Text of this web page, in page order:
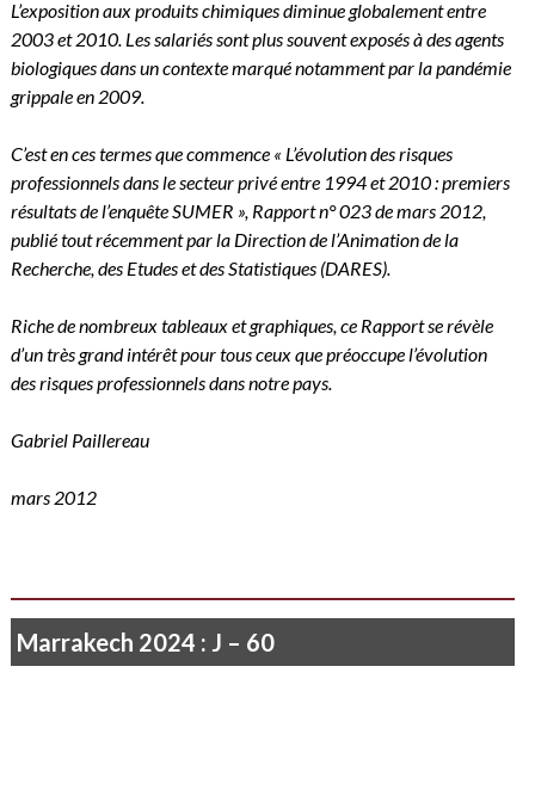
L’exposition aux produits chimiques diminue globalement entre
2003 et 2010. Les salariés sont plus souvent exposés à des agents
biologiques dans un contexte marqué notamment par la pandémie
grippale en 2009.
C’est en ces termes que commence « L’évolution des risques
professionnels dans le secteur privé entre 1994 et 2010 : premiers
résultats de l’enquête SUMER », Rapport n° 023 de mars 2012,
publié tout récemment par la Direction de l’Animation de la
Recherche, des Etudes et des Statistiques (DARES).
Riche de nombreux tableaux et graphiques, ce Rapport se révèle
d’un très grand intérêt pour tous ceux que préoccupe l’évolution
des risques professionnels dans notre pays.
Gabriel Paillereau
mars 2012
Marrakech 2024 : J – 60
Je ne vois rien que le soleil qui poudroie…